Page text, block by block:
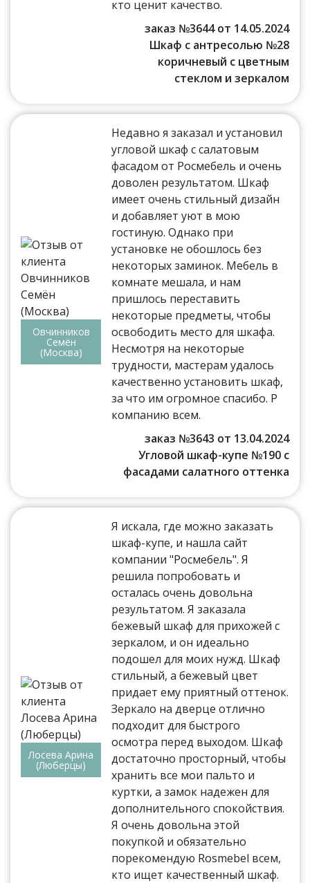
кто ценит качество.
заказ №3644 от 14.05.2024
Шкаф с антресолью №28
коричневый с цветным
стеклом и зеркалом
Овчинников
Семён
(Москва)
Недавно я заказал и установил
угловой шкаф с салатовым
фасадом от Росмебель и очень
доволен результатом. Шкаф
имеет очень стильный дизайн
и добавляет уют в мою
гостиную. Однако при
установке не обошлось без
некоторых заминок. Мебель в
комнате мешала, и нам
пришлось переставить
некоторые предметы, чтобы
освободить место для шкафа.
Несмотря на некоторые
трудности, мастерам удалось
качественно установить шкаф,
за что им огромное спасибо. Р
компанию всем.
заказ №3643 от 13.04.2024
Угловой шкаф-купе №190 с
фасадами салатного оттенка
Лосева Арина
(Люберцы)
Я искала, где можно заказать
шкаф-купе, и нашла сайт
компании "Росмебель". Я
решила попробовать и
осталась очень довольна
результатом. Я заказала
бежевый шкаф для прихожей с
зеркалом, и он идеально
подошел для моих нужд. Шкаф
стильный, а бежевый цвет
придает ему приятный оттенок.
Зеркало на дверце отлично
подходит для быстрого
осмотра перед выходом. Шкаф
достаточно просторный, чтобы
хранить все мои пальто и
куртки, а замок надежен для
дополнительного спокойствия.
Я очень довольна этой
покупкой и обязательно
порекомендую Rosmebel всем,
кто ищет качественный шкаф.